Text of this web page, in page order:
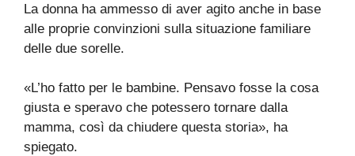
La donna ha ammesso di aver agito anche in base
alle proprie convinzioni sulla situazione familiare
delle due sorelle.
«L’ho fatto per le bambine. Pensavo fosse la cosa
giusta e speravo che potessero tornare dalla
mamma, così da chiudere questa storia», ha
spiegato.